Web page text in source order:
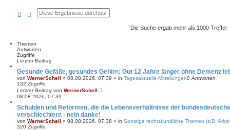
SucheErweiterte Suche
Die Suche ergab mehr als 1000 Treffer
Themen
Antworten
Zugriffe
Letzter Beitrag
Gesunde Gefäße, gesundes Gehirn: Gut 12 Jahre länger ohne Demenz
von WernerSchell » 08.08.2026, 07:39 » in Tagesaktuelle Mitteilungen0 Antworten
132 Zugriffe
Letzter Beitrag von WernerSchell
08.08.2026, 07:39
Schulden und Reformen, die die Lebensverhältnisse der
verschlechtern - nein danke!
von WernerSchell » 08.08.2026, 07:38 » in Sonstige rechtskundliche Themen (z.B.
320 Zugriffe